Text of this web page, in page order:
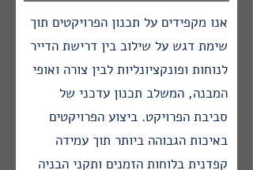
אנו מקפידים על תכנון הפרויקטים תוך
שימת דגש על שילוב בין דרישת הדייר
לנוחות ופונקציונליות לבין צורה ואופי
המבנה, המשלב תכנון עדכני של
סביבת הפרויקט. ביצוע הפרויקטים
באיכות הגבוהה ביותר תוך עמידה
קפדנית בלוחות הזמנים ותקני הבניה